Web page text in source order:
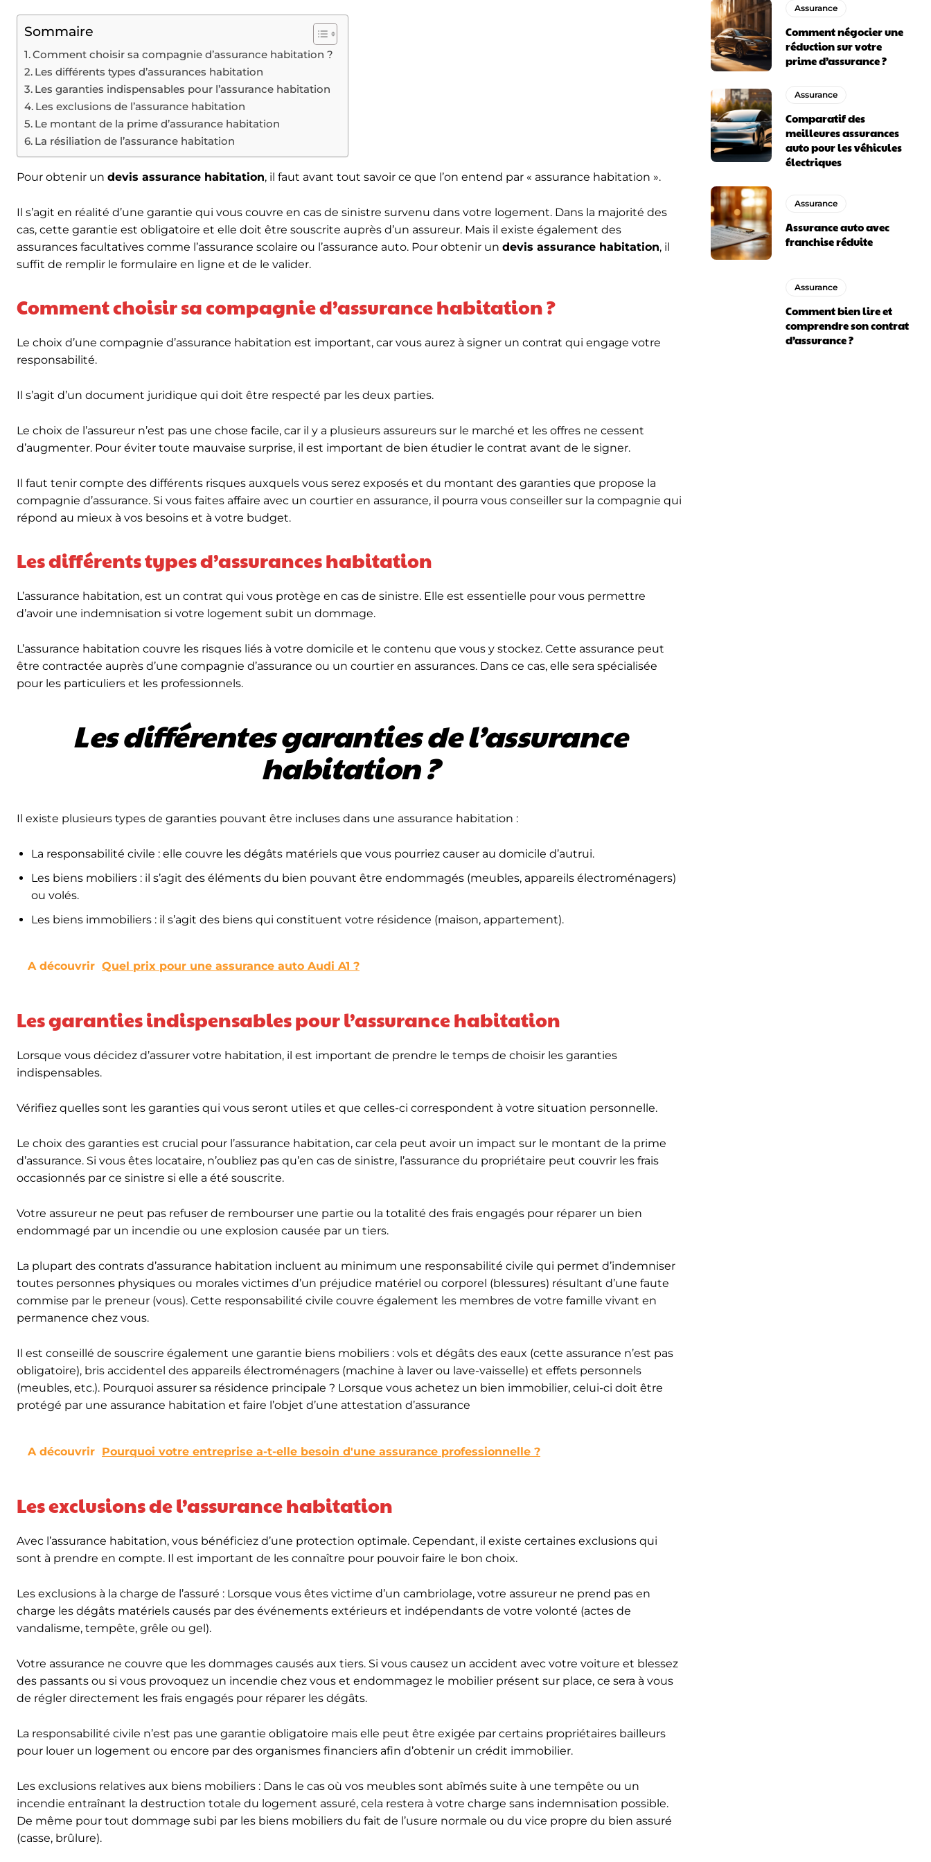
Sommaire
Comment choisir sa compagnie d’assurance habitation ?
Les différents types d’assurances habitation
Les garanties indispensables pour l’assurance habitation
Les exclusions de l’assurance habitation
Le montant de la prime d’assurance habitation
La résiliation de l’assurance habitation
Pour obtenir un devis assurance habitation, il faut avant tout savoir ce que l’on entend par « assurance habitation ».
Il s’agit en réalité d’une garantie qui vous couvre en cas de sinistre survenu dans votre logement. Dans la majorité des
cas, cette garantie est obligatoire et elle doit être souscrite auprès d’un assureur. Mais il existe également des
assurances facultatives comme l’assurance scolaire ou l’assurance auto. Pour obtenir un devis assurance habitation, il
suffit de remplir le formulaire en ligne et de le valider.
Comment choisir sa compagnie d’assurance habitation ?
Le choix d’une compagnie d’assurance habitation est important, car vous aurez à signer un contrat qui engage votre
responsabilité.
Il s’agit d’un document juridique qui doit être respecté par les deux parties.
Le choix de l’assureur n’est pas une chose facile, car il y a plusieurs assureurs sur le marché et les offres ne cessent
d’augmenter. Pour éviter toute mauvaise surprise, il est important de bien étudier le contrat avant de le signer.
Il faut tenir compte des différents risques auxquels vous serez exposés et du montant des garanties que propose la
compagnie d’assurance. Si vous faites affaire avec un courtier en assurance, il pourra vous conseiller sur la compagnie qui
répond au mieux à vos besoins et à votre budget.
Les différents types d’assurances habitation
L’assurance habitation, est un contrat qui vous protège en cas de sinistre. Elle est essentielle pour vous permettre
d’avoir une indemnisation si votre logement subit un dommage.
L’assurance habitation couvre les risques liés à votre domicile et le contenu que vous y stockez. Cette assurance peut
être contractée auprès d’une compagnie d’assurance ou un courtier en assurances. Dans ce cas, elle sera spécialisée
pour les particuliers et les professionnels.
Les différentes garanties de l’assurance
habitation ?
Il existe plusieurs types de garanties pouvant être incluses dans une assurance habitation :
La responsabilité civile : elle couvre les dégâts matériels que vous pourriez causer au domicile d’autrui.
Les biens mobiliers : il s’agit des éléments du bien pouvant être endommagés (meubles, appareils électroménagers)
ou volés.
Les biens immobiliers : il s’agit des biens qui constituent votre résidence (maison, appartement).
A découvrir Quel prix pour une assurance auto Audi A1 ?
Les garanties indispensables pour l’assurance habitation
Lorsque vous décidez d’assurer votre habitation, il est important de prendre le temps de choisir les garanties
indispensables.
Vérifiez quelles sont les garanties qui vous seront utiles et que celles-ci correspondent à votre situation personnelle.
Le choix des garanties est crucial pour l’assurance habitation, car cela peut avoir un impact sur le montant de la prime
d’assurance. Si vous êtes locataire, n’oubliez pas qu’en cas de sinistre, l’assurance du propriétaire peut couvrir les frais
occasionnés par ce sinistre si elle a été souscrite.
Votre assureur ne peut pas refuser de rembourser une partie ou la totalité des frais engagés pour réparer un bien
endommagé par un incendie ou une explosion causée par un tiers.
La plupart des contrats d’assurance habitation incluent au minimum une responsabilité civile qui permet d’indemniser
toutes personnes physiques ou morales victimes d’un préjudice matériel ou corporel (blessures) résultant d’une faute
commise par le preneur (vous). Cette responsabilité civile couvre également les membres de votre famille vivant en
permanence chez vous.
Il est conseillé de souscrire également une garantie biens mobiliers : vols et dégâts des eaux (cette assurance n’est pas
obligatoire), bris accidentel des appareils électroménagers (machine à laver ou lave-vaisselle) et effets personnels
(meubles, etc.). Pourquoi assurer sa résidence principale ? Lorsque vous achetez un bien immobilier, celui-ci doit être
protégé par une assurance habitation et faire l’objet d’une attestation d’assurance
A découvrir Pourquoi votre entreprise a-t-elle besoin d'une assurance professionnelle ?
Les exclusions de l’assurance habitation
Avec l’assurance habitation, vous bénéficiez d’une protection optimale. Cependant, il existe certaines exclusions qui
sont à prendre en compte. Il est important de les connaître pour pouvoir faire le bon choix.
Les exclusions à la charge de l’assuré : Lorsque vous êtes victime d’un cambriolage, votre assureur ne prend pas en
charge les dégâts matériels causés par des événements extérieurs et indépendants de votre volonté (actes de
vandalisme, tempête, grêle ou gel).
Votre assurance ne couvre que les dommages causés aux tiers. Si vous causez un accident avec votre voiture et blessez
des passants ou si vous provoquez un incendie chez vous et endommagez le mobilier présent sur place, ce sera à vous
de régler directement les frais engagés pour réparer les dégâts.
La responsabilité civile n’est pas une garantie obligatoire mais elle peut être exigée par certains propriétaires bailleurs
pour louer un logement ou encore par des organismes financiers afin d’obtenir un crédit immobilier.
Les exclusions relatives aux biens mobiliers : Dans le cas où vos meubles sont abîmés suite à une tempête ou un
incendie entraînant la destruction totale du logement assuré, cela restera à votre charge sans indemnisation possible.
De même pour tout dommage subi par les biens mobiliers du fait de l’usure normale ou du vice propre du bien assuré
(casse, brûlure).
Assurance
Comment négocier une
réduction sur votre
prime d’assurance ?
Assurance
Comparatif des
meilleures assurances
auto pour les véhicules
électriques
Assurance
Assurance auto avec
franchise réduite
Assurance
Comment bien lire et
comprendre son contrat
d’assurance ?